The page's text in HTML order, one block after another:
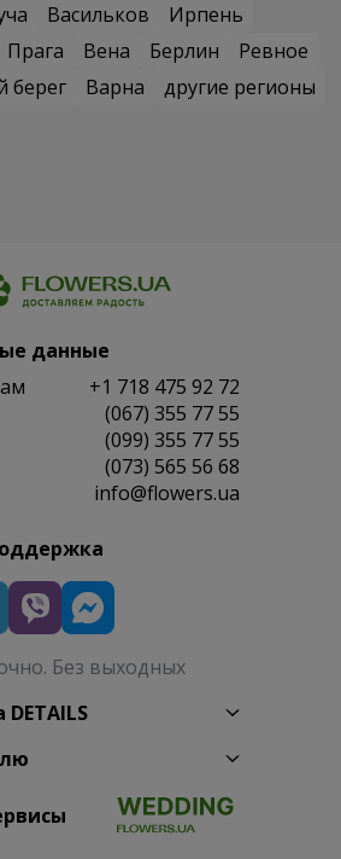
Васильков
Ирпень
Прага Вена Берлин
Ревное
берег Варна
другие регионы
данные
+1 718 475 92 72
(067) 355 77 55
(099) 355 77 55
(073) 565 56 68
info@flowers.ua
Без выходных